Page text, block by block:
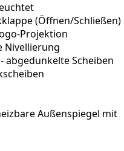
(Öffnen/Schließen)
Projektion
Nivellierung
abgedunkelte Scheiben
Außenspiegel mit